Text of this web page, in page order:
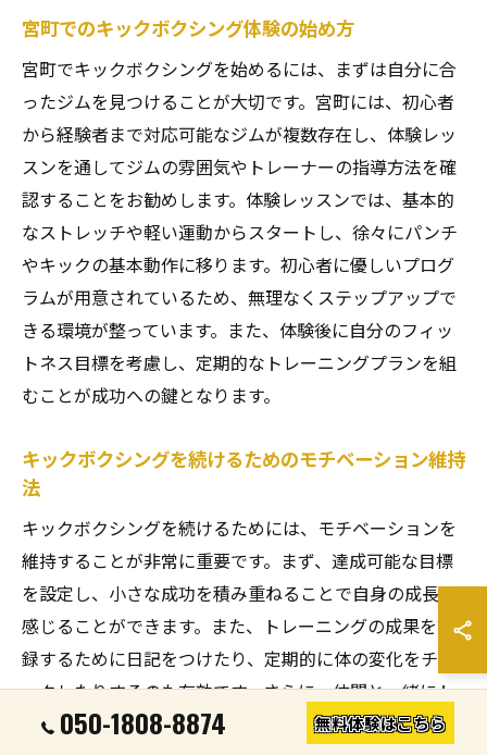
宮町でのキックボクシング体験の始め方
宮町でキックボクシングを始めるには、まずは自分に合
ったジムを見つけることが大切です。宮町には、初心者
から経験者まで対応可能なジムが複数存在し、体験レッ
スンを通してジムの雰囲気やトレーナーの指導方法を確
認することをお勧めします。体験レッスンでは、基本的
なストレッチや軽い運動からスタートし、徐々にパンチ
やキックの基本動作に移ります。初心者に優しいプログ
ラムが用意されているため、無理なくステップアップで
きる環境が整っています。また、体験後に自分のフィッ
トネス目標を考慮し、定期的なトレーニングプランを組
むことが成功への鍵となります。
キックボクシングを続けるためのモチベーション維持
法
キックボクシングを続けるためには、モチベーションを
維持することが非常に重要です。まず、達成可能な目標
を設定し、小さな成功を積み重ねることで自身の成長を
感じることができます。また、トレーニングの成果を記
録するために日記をつけたり、定期的に体の変化をチェ
ックしたりするのも有効です。さらに、仲間と一緒にト
レーニングすることで、楽しく続けることができるでし
050-1808-8874 無料体験はこちら